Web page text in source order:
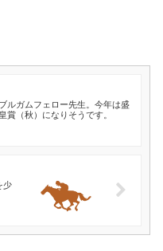
ルガムフェロー先生。今年は盛
賞（秋）になりそうです。
少